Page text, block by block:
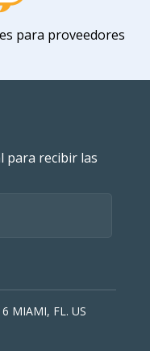
para proveedores
para recibir las
MIAMI, FL. US